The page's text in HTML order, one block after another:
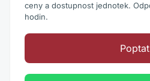
ceny a dostupnost jednotek.
hodin.
Poptat